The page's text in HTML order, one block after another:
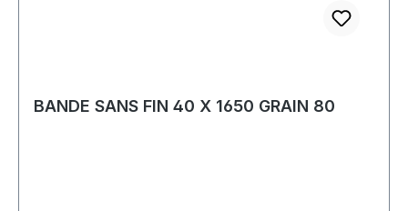
BANDE SANS FIN 40 X 1650 GRAIN 80